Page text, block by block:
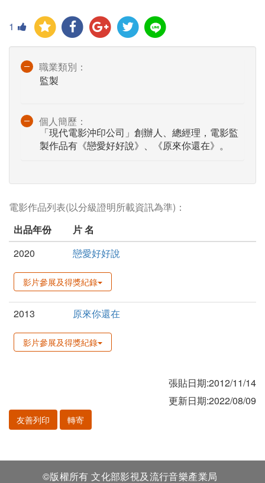
1
職業類別：
監製
個人簡歷：
「現代電影沖印公司」創辦人、總經理，電影監
製作品有《戀愛好好說》、《原來你還在》。
電影作品列表(以分級證明所載資訊為準)：
出品年份
片 名
2020
戀愛好好說
影片參展及得獎紀錄
2013 原來你還在
影片參展及得獎紀錄
張貼日期:2012/11/14
更新日期:2022/08/09
友善列印 轉寄
©版權所有 文化部影視及流行音樂產業局